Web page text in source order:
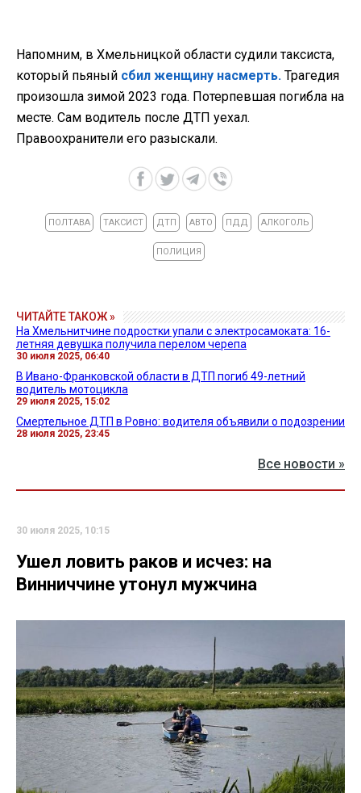
Напомним, в Хмельницкой области судили таксиста,
который пьяный сбил женщину насмерть. Трагедия
произошла зимой 2023 года. Потерпевшая погибла на
месте. Сам водитель после ДТП уехал.
Правоохранители его разыскали.
ПОЛТАВА ТАКСИСТ ДТП АВТО ПДД АЛКОГОЛЬ
ПОЛИЦИЯ
ЧИТАЙТЕ ТАКОЖ »
На Хмельнитчине подростки упали с электросамоката: 16-
летняя девушка получила перелом черепа
30 июля 2025, 06:40
В Ивано-Франковской области в ДТП погиб 49-летний
водитель мотоцикла
29 июля 2025, 15:02
Смертельное ДТП в Ровно: водителя объявили о подозрении
28 июля 2025, 23:45
Все новости »
30 июля 2025, 10:15
Ушел ловить раков и исчез: на
Винниччине утонул мужчина